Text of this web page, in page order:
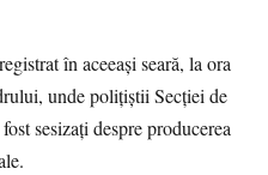
în aceeași seară, la ora
unde polițiștii Secției de
sesizați despre producerea